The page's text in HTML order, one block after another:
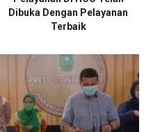
Dibuka Dengan Pelayanan
Terbaik